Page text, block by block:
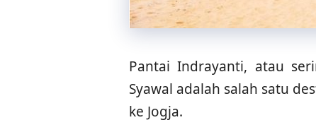
Pantai Indrayanti, atau
Syawal adalah salah satu
ke Jogja.